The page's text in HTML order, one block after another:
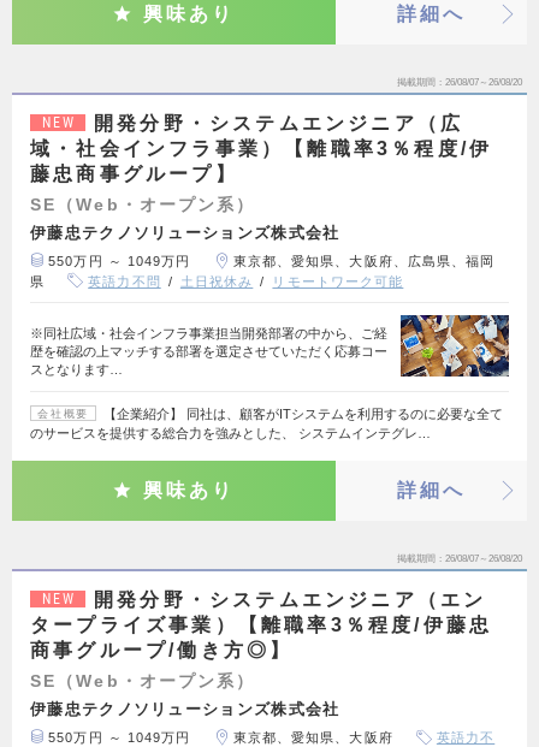
興味あり 詳細へ
掲載期間 26/08/07～26/08/20
NEW
開発分野・システムエンジニア（広
域・社会インフラ事業）【離職率3％程度/伊
藤忠商事グループ】
SE（Web・オープン系）
伊藤忠テクノソリューションズ株式会社
550万円 ～ 1049万円
東京都、愛知県、大阪府、広島県、福岡
県
英語力不問 土日祝休み リモートワーク可能
※同社広域・社会インフラ事業担当開発部署の中から、ご経
歴を確認の上マッチする部署を選定させていただく応募コー
スとなります…
会社概要
【企業紹介】 同社は、顧客がITシステムを利用するのに必要な全て
のサービスを提供する総合力を強みとした、 システムインテグレ…
興味あり 詳細へ
掲載期間 26/08/07～26/08/20
NEW
開発分野・システムエンジニア（エン
タープライズ事業）【離職率3％程度/伊藤忠
商事グループ/働き方◎】
SE（Web・オープン系）
伊藤忠テクノソリューションズ株式会社
550万円 ～ 1049万円 東京都、愛知県、大阪府
英語力不